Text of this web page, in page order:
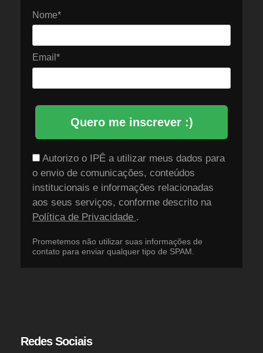
Nome*
Email*
Quero me inscrever :)
Autorizo o IPÊ a utilizar meus dados para
o envio de comunicações, conteúdos
institucionais e informações relacionadas
aos seus serviços, conforme descrito na
Política de Privacidade .
Prometemos não utilizar suas informações de
contato para enviar qualquer tipo de SPAM.
Redes Sociais